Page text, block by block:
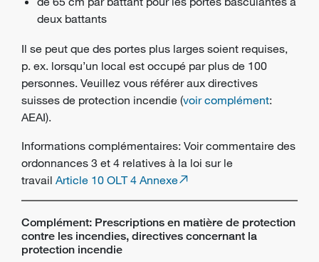
deux battants
Il se peut que des portes plus larges soient requises,
p. ex. lorsqu’un local est occupé par plus de 100
personnes. Veuillez vous référer aux directives
suisses de protection incendie (voir complément:
AEAI).
Informations complémentaires: Voir commentaire des
ordonnances 3 et 4 relatives à la loi sur le
travail Article 10 OLT 4 Annexe
Complément: Prescriptions en matière de protection
contre les incendies, directives concernant la
protection incendie